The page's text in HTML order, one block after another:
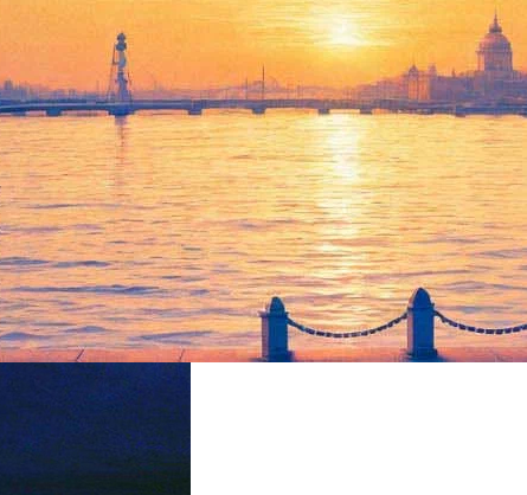
о судьбе картины «Ай-Петри. Крым» Архипа Куинджи,
— ответила Трегулова на вопрос журналистов во время
представленные на выставке, пробудет в Москве до 17
было застраховано на все время пребывания в Москве.